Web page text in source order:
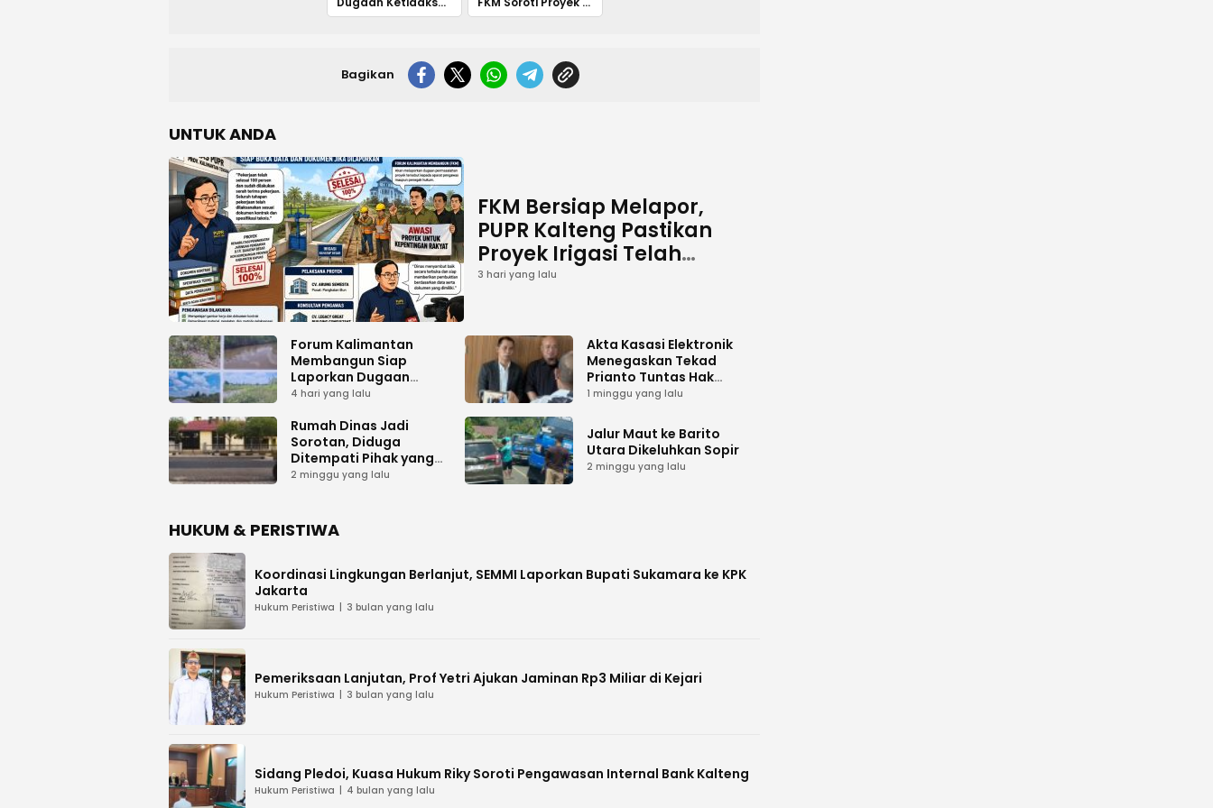
Bagikan
UNTUK ANDA
FKM Bersiap Melapor,
PUPR Kalteng Pastikan
Proyek Irigasi Telah
Tuntas
3 hari yang lalu
Forum Kalimantan
Membangun Siap
Laporkan Dugaan
Proyek Bermasalah
4 hari yang lalu
Akta Kasasi Elektronik
Menegaskan Tekad
Prianto Tuntas Hak
Lahan ke Mahkamah
1 minggu yang lalu
Rumah Dinas Jadi
Sorotan, Diduga
Ditempati Pihak yang
Tak Berhak
2 minggu yang lalu
Jalur Maut ke Barito
Utara Dikeluhkan Sopir
2 minggu yang lalu
HUKUM & PERISTIWA
Koordinasi Lingkungan Berlanjut, SEMMI Laporkan Bupati Sukamara ke KPK
Jakarta
Hukum Peristiwa 3 bulan yang lalu
Pemeriksaan Lanjutan, Prof Yetri Ajukan Jaminan Rp3 Miliar di Kejari
Hukum Peristiwa 3 bulan yang lalu
Sidang Pledoi, Kuasa Hukum Riky Soroti Pengawasan Internal Bank Kalteng
Hukum Peristiwa 4 bulan yang lalu